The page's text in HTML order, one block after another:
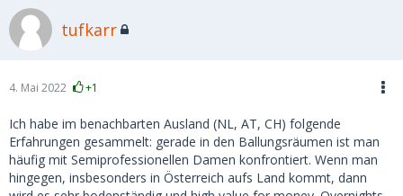
tufkarr
4. Mai 2022 +1
Ich habe im benachbarten Ausland (NL, AT, CH) folgende
Erfahrungen gesammelt: gerade in den Ballungsräumen ist man
häufig mit Semiprofessionellen Damen konfrontiert. Wenn man
hingegen, insbesonders in Österreich aufs Land kommt, dann